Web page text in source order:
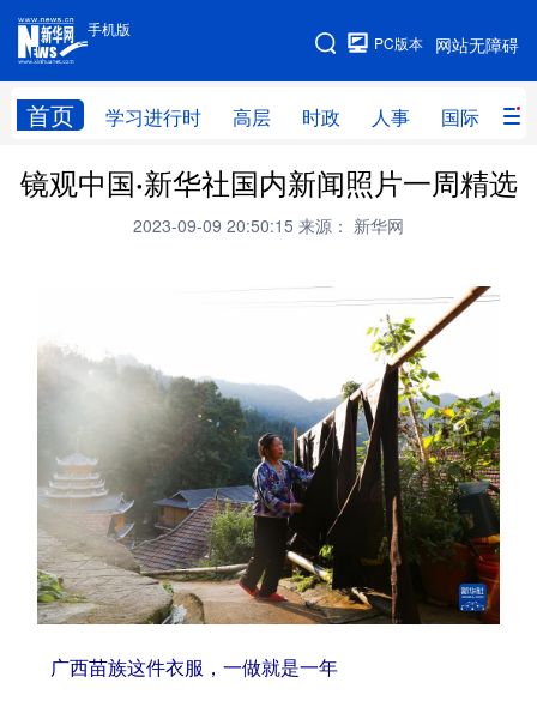
手机版
网站无障碍
PC版本
首页 学习进行时 高层 时政 人事 国际 财
手机版
网站地图
学习进行时 高层 时政 人事
财经 网评
全球连线 教育
体育
书画 健康
视频 图片 政务
法律 中央文件 金融 汽车
食品 人居 信息化 数字经济
学术中国 乡村振兴 银龄 溯源中国
彩票 娱乐 时尚
镜观中国·新华社国内新闻照片一周精选
2023-09-09 20:50:15 来源： 新华网
广西苗族这件衣服，一做就是一年